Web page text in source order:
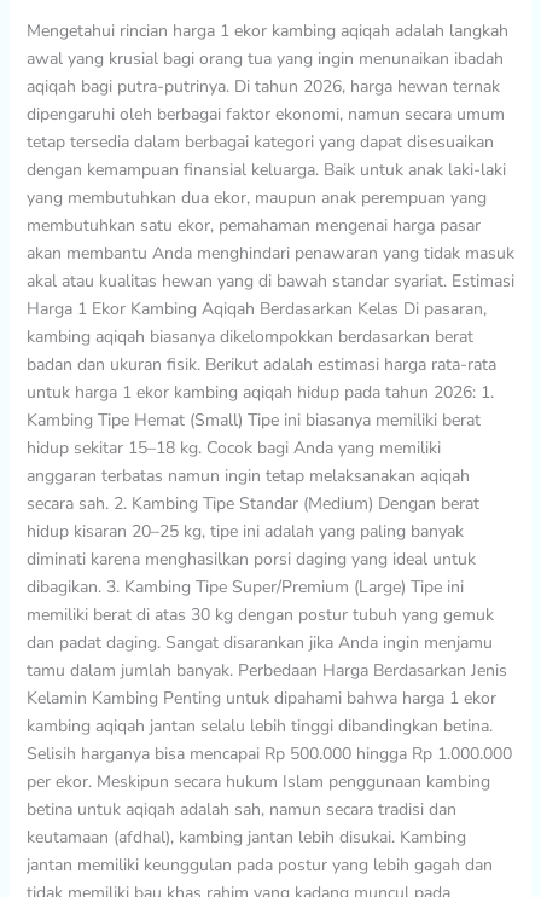
Mengetahui rincian harga 1 ekor kambing aqiqah adalah langkah
awal yang krusial bagi orang tua yang ingin menunaikan ibadah
aqiqah bagi putra-putrinya. Di tahun 2026, harga hewan ternak
dipengaruhi oleh berbagai faktor ekonomi, namun secara umum
tetap tersedia dalam berbagai kategori yang dapat disesuaikan
dengan kemampuan finansial keluarga. Baik untuk anak laki-laki
yang membutuhkan dua ekor, maupun anak perempuan yang
membutuhkan satu ekor, pemahaman mengenai harga pasar
akan membantu Anda menghindari penawaran yang tidak masuk
akal atau kualitas hewan yang di bawah standar syariat. Estimasi
Harga 1 Ekor Kambing Aqiqah Berdasarkan Kelas Di pasaran,
kambing aqiqah biasanya dikelompokkan berdasarkan berat
badan dan ukuran fisik. Berikut adalah estimasi harga rata-rata
untuk harga 1 ekor kambing aqiqah hidup pada tahun 2026: 1.
Kambing Tipe Hemat (Small) Tipe ini biasanya memiliki berat
hidup sekitar 15–18 kg. Cocok bagi Anda yang memiliki
anggaran terbatas namun ingin tetap melaksanakan aqiqah
secara sah. 2. Kambing Tipe Standar (Medium) Dengan berat
hidup kisaran 20–25 kg, tipe ini adalah yang paling banyak
diminati karena menghasilkan porsi daging yang ideal untuk
dibagikan. 3. Kambing Tipe Super/Premium (Large) Tipe ini
memiliki berat di atas 30 kg dengan postur tubuh yang gemuk
dan padat daging. Sangat disarankan jika Anda ingin menjamu
tamu dalam jumlah banyak. Perbedaan Harga Berdasarkan Jenis
Kelamin Kambing Penting untuk dipahami bahwa harga 1 ekor
kambing aqiqah jantan selalu lebih tinggi dibandingkan betina.
Selisih harganya bisa mencapai Rp 500.000 hingga Rp 1.000.000
per ekor. Meskipun secara hukum Islam penggunaan kambing
betina untuk aqiqah adalah sah, namun secara tradisi dan
keutamaan (afdhal), kambing jantan lebih disukai. Kambing
jantan memiliki keunggulan pada postur yang lebih gagah dan
tidak memiliki bau khas rahim yang kadang muncul pada
Panduan
Budgeting
Lengkap